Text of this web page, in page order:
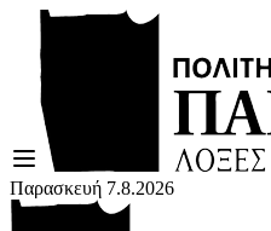
Παρασκευή 7.8.2026